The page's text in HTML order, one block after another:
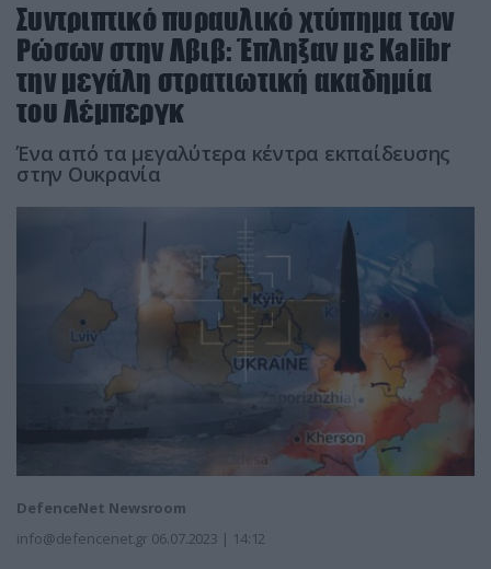
Συντριπτικό πυραυλικό χτύπημα των
Ρώσων στην Λβιβ: Έπληξαν με Kalibr
την μεγάλη στρατιωτική ακαδημία
του Λέμπεργκ
Ένα από τα μεγαλύτερα κέντρα εκπαίδευσης
στην Ουκρανία
DefenceNet Newsroom
info@defencenet.gr 06.07.2023 | 14:12